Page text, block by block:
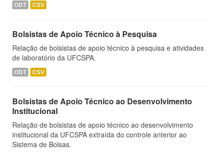
ODT CSV
Bolsistas de Apoio Técnico à Pesquisa
Relação de bolsistas de apoio técnico à pesquisa e atividades
de laboratório da UFCSPA.
ODT CSV
Bolsistas de Apoio Técnico ao Desenvolvimento
Institucional
Relação de bolsistas de apoio técnico ao desenvolvimento
institucional da UFCSPA extraída do controle anterior ao
Sistema de Bolsas.